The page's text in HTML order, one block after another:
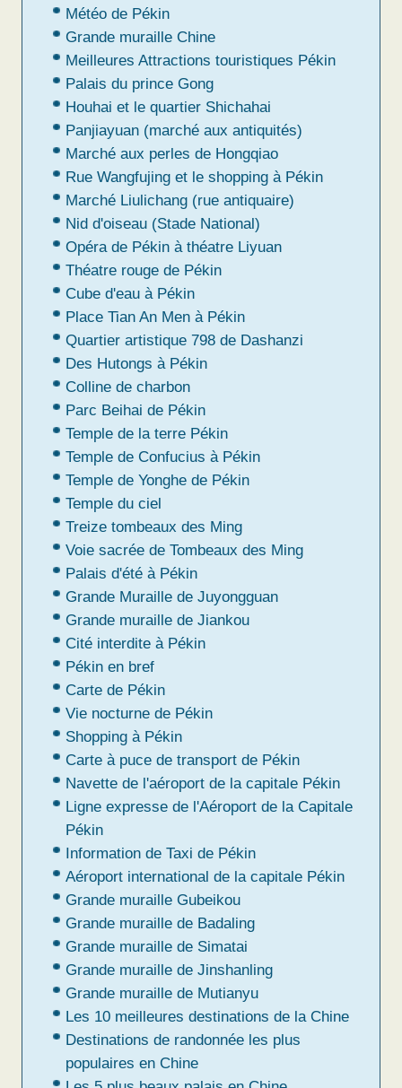
Météo de Pékin
Grande muraille Chine
Meilleures Attractions touristiques Pékin
Palais du prince Gong
Houhai et le quartier Shichahai
Panjiayuan (marché aux antiquités)
Marché aux perles de Hongqiao
Rue Wangfujing et le shopping à Pékin
Marché Liulichang (rue antiquaire)
Nid d'oiseau (Stade National)
Opéra de Pékin à théatre Liyuan
Théatre rouge de Pékin
Cube d'eau à Pékin
Place Tian An Men à Pékin
Quartier artistique 798 de Dashanzi
Des Hutongs à Pékin
Colline de charbon
Parc Beihai de Pékin
Temple de la terre Pékin
Temple de Confucius à Pékin
Temple de Yonghe de Pékin
Temple du ciel
Treize tombeaux des Ming
Voie sacrée de Tombeaux des Ming
Palais d'été à Pékin
Grande Muraille de Juyongguan
Grande muraille de Jiankou
Cité interdite à Pékin
Pékin en bref
Carte de Pékin
Vie nocturne de Pékin
Shopping à Pékin
Carte à puce de transport de Pékin
Navette de l'aéroport de la capitale Pékin
Ligne expresse de l'Aéroport de la Capitale
Pékin
Information de Taxi de Pékin
Aéroport international de la capitale Pékin
Grande muraille Gubeikou
Grande muraille de Badaling
Grande muraille de Simatai
Grande muraille de Jinshanling
Grande muraille de Mutianyu
Les 10 meilleures destinations de la Chine
Destinations de randonnée les plus
populaires en Chine